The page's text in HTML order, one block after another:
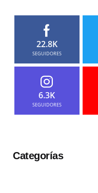
22.8K
SEGUIDORES
6.3K
SEGUIDORES
Categorías